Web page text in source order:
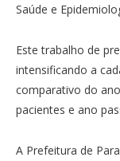
Saúde e
Este trabalho de
intensificando a
comparativo do
pacientes e ano
A Prefeitura de